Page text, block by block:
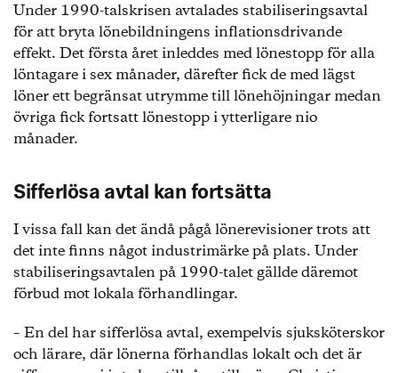
Under 1990-talskrisen avtalades stabiliseringsavtal
för att bryta lönebildningens inflationsdrivande
effekt. Det första året inleddes med lönestopp för alla
löntagare i sex månader, därefter fick de med lägst
löner ett begränsat utrymme till lönehöjningar medan
övriga fick fortsatt lönestopp i ytterligare nio
månader.
Sifferlösa avtal kan fortsätta
I vissa fall kan det ändå pågå lönerevisioner trots att
det inte finns något industrimärke på plats. Under
stabiliseringsavtalen på 1990-talet gällde däremot
förbud mot lokala förhandlingar.
– En del har sifferlösa avtal, exempelvis sjuksköterskor
och lärare, där lönerna förhandlas lokalt och det är